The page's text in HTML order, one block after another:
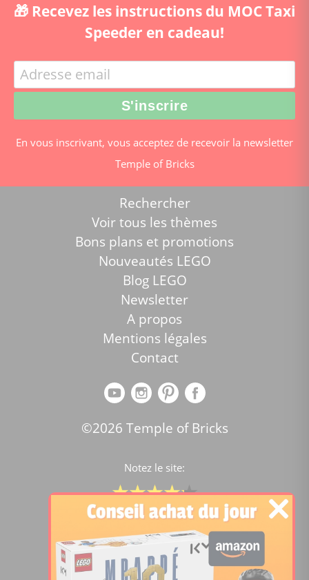
🎁 Recevez les instructions du MOC Taxi
Speeder en cadeau!
En vous inscrivant, vous acceptez de recevoir la newsletter
Temple of Bricks
Rechercher
Voir tous les thèmes
Bons plans et promotions
Nouveautés LEGO
Blog LEGO
Newsletter
A propos
Mentions légales
Contact
©2026 Temple of Bricks
Notez le site:
Comparateur de prix Lego
4.2/5 -15446notes